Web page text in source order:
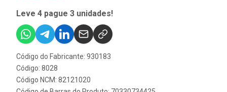
Leve 4 pague 3 unidades!
Código do Fabricante: 930183
Código: 8028
Código NCM: 82121020